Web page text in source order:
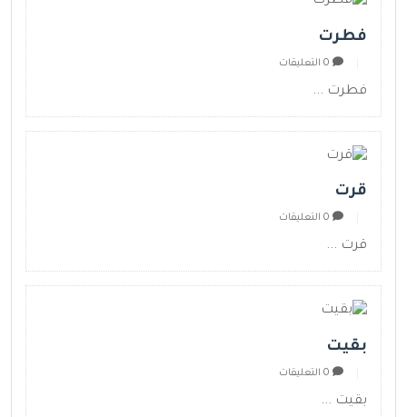
فطرت
فطرت ...
قرت
قرت ...
بقيت
بقيت ...